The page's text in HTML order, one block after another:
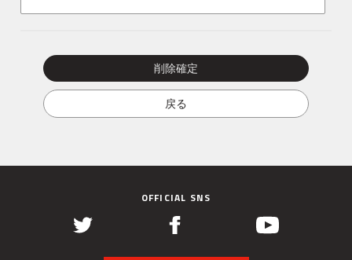
OFFICIAL SNS